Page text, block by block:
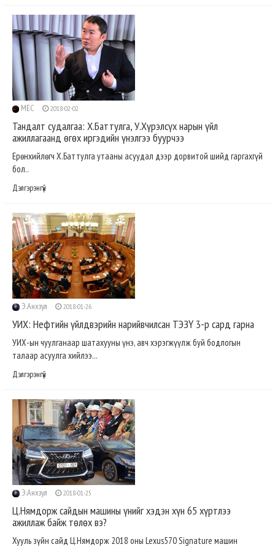
MEC 2018-02-02
Тандалт судалгаа: Х.Баттулга, У.Хүрэлсүх нарын үйл
ажиллагаанд өгөх иргэдийн үнэлгээ буурчээ
Ерөнхийлөгч Х.Баттулга утааны асуудал дээр дорвитой шийд гаргахгүй
бол..
Дэлгэрэнгүй
Э.Анхзул 2018-01-26
УИХ: Нефтийн үйлдвэрийн нарийвчилсан ТЭЗҮ 3-р сард гарна
УИХ-ын чуулганаар шатахууны үнэ, авч хэрэгжүүлж буй бодлогын
талаар асуулга хийлээ...
Дэлгэрэнгүй
Э.Анхзул 2018-01-25
Ц.Нямдорж сайдын машины үнийг хэдэн хүн 65 хүртлээ
ажиллаж байж төлөх вэ?
Хууль зүйн сайд Ц.Нямдорж 2018 оны Lexus570 Signature машин